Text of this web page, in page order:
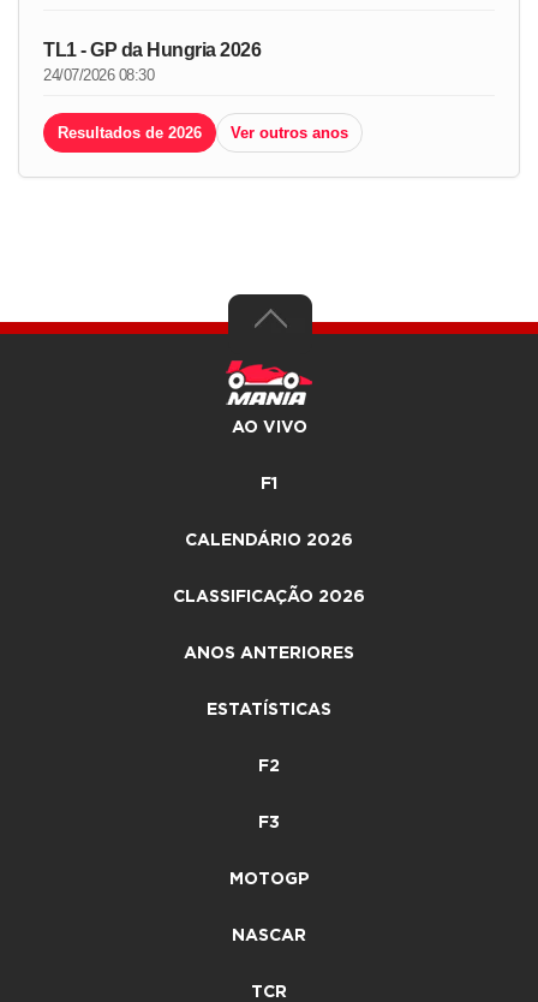
TL1 - GP da Hungria 2026
24/07/2026 08:30
Resultados de 2026 Ver outros anos
AO VIVO
F1
CALENDÁRIO 2026
CLASSIFICAÇÃO 2026
ANOS ANTERIORES
ESTATÍSTICAS
F2
F3
MOTOGP
NASCAR
TCR